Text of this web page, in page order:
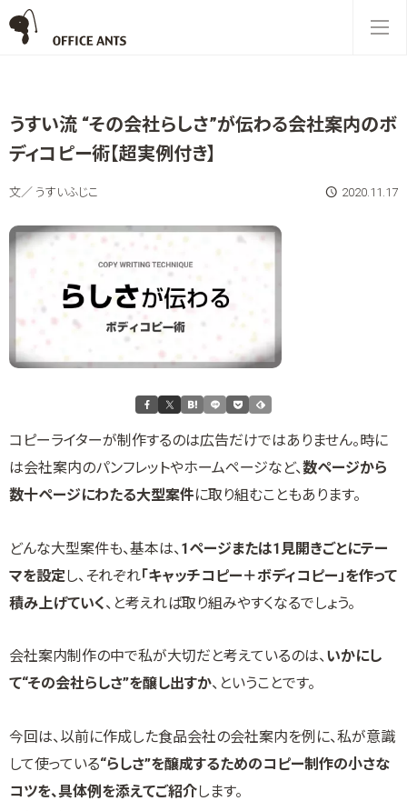
うすい流 “その会社らしさ”が伝わる会社案内のボ
ディコピー術【超実例付き】
文／ うすいふじこ 2020.11.17
コピーライターが制作するのは広告だけではありません。時に
は会社案内のパンフレットやホームページなど、数ページから
数十ページにわたる大型案件に取り組むこともあります。
どんな大型案件も、基本は、 1ページまたは1見開きごとにテー
マを設定し、それぞれ「キャッチコピー＋ボディコピー」を作って
積み上げていく、と考えれば取り組みやすくなるでしょう。
会社案内制作の中で私が大切だと考えているのは、いかにし
て“その会社らしさ”を醸し出すか、ということです。
今回は、以前に作成した食品会社の会社案内を例に、私が意識
して使っている“らしさ”を醸成するためのコピー制作の小さな
コツを、具体例を添えてご紹介します。